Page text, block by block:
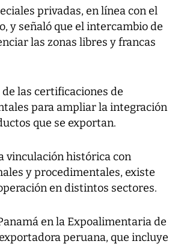
privadas, en línea con el
y señaló que el intercambio de
las zonas libres y francas
las certificaciones de
para ampliar la integración
que se exportan.
vinculación histórica con
y procedimentales, existe
en distintos sectores.
en la Expoalimentaria de
peruana, que incluye